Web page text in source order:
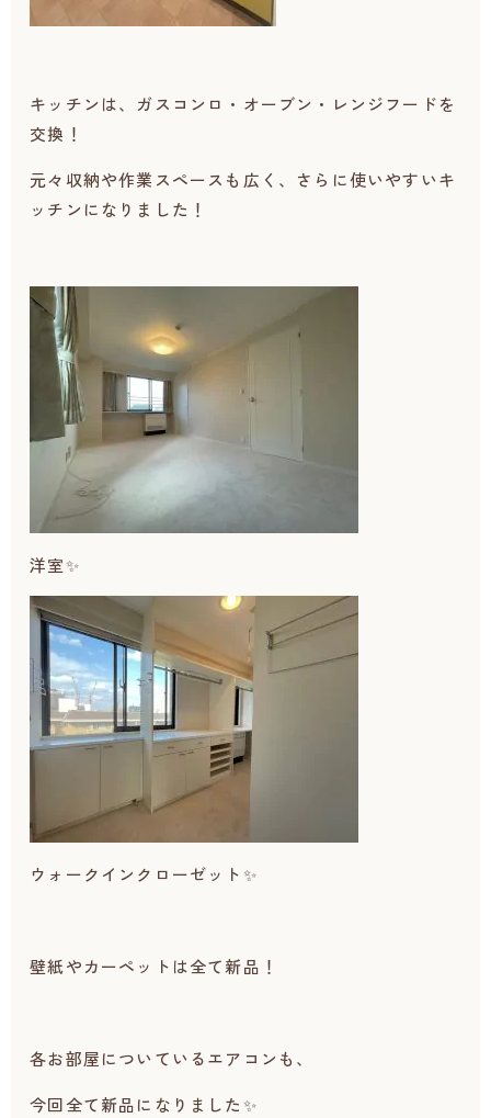
キッチンは、ガスコンロ・オーブン・レンジフードを
交換！
元々収納や作業スペースも広く、さらに使いやすいキ
ッチンになりました！
洋室✨
ウォークインクローゼット✨
壁紙やカーペットは全て新品！
各お部屋についているエアコンも、
今回全て新品になりました✨